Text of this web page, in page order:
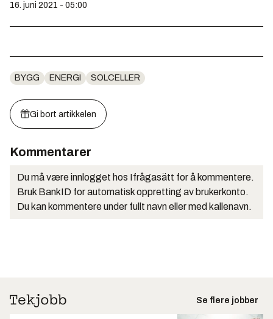
16. juni 2021 - 05:00
BYGG ENERGI SOLCELLER
Gi bort artikkelen
Kommentarer
Du må være innlogget hos Ifrågasätt for å kommentere.
Bruk BankID for automatisk oppretting av brukerkonto.
Du kan kommentere under fullt navn eller med kallenavn.
Se flere jobber